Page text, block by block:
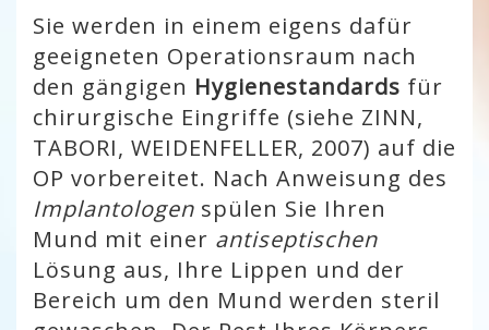
Sie werden in einem eigens dafür
geeigneten Operationsraum nach
den gängigen Hygienestandards für
chirurgische Eingriffe (siehe ZINN,
TABORI, WEIDENFELLER, 2007) auf die
OP vorbereitet. Nach Anweisung des
Implantologen spülen Sie Ihren
Mund mit einer antiseptischen
Lösung aus, Ihre Lippen und der
Bereich um den Mund werden steril